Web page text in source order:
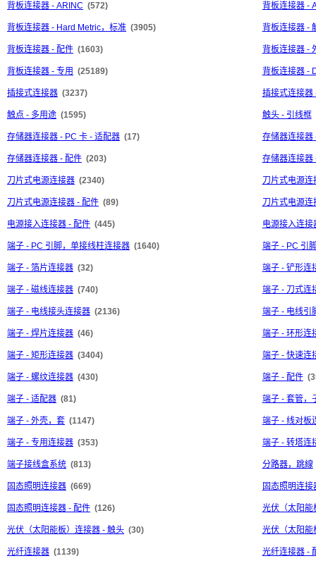
背板连接器 - ARINC (572) 背板连接器 -
背板连接器 - Hard Metric，标准 (3905) 背板连接器 -
背板连接器 - 配件 (1603) 背板连接器 -
背板连接器 - 专用 (25189) 背板连接器 -
插接式连接器 (3237) 插接式连接器
触点 - 多用途 (1595) 触头 - 引线框
存储器连接器 - PC 卡 - 适配器 (17) 存储器连接器
存储器连接器 - 配件 (203) 存储器连接器
刀片式电源连接器 (2340) 刀片式电源连
刀片式电源连接器 - 配件 (89) 刀片式电源
电源接入连接器 - 配件 (445) 电源接入连接
端子 - PC 引脚，单接线柱连接器 (1640) 端子 - PC 引
端子 - 箔片连接器 (32) 端子 - 铲形连
端子 - 磁线连接器 (740) 端子 - 刀式连
端子 - 电线接头连接器 (2136) 端子 - 电线引
端子 - 焊片连接器 (46) 端子 - 环形连
端子 - 矩形连接器 (3404) 端子 - 快速连
端子 - 螺纹连接器 (430) 端子 - 配件
端子 - 适配器 (81) 端子 - 套管，
端子 - 外壳，套 (1147) 端子 - 线对板
端子 - 专用连接器 (353) 端子 - 转塔连
端子接线盒系统 (813) 分路器，跳線
固态照明连接器 (669) 固态照明连接
固态照明连接器 - 配件 (126) 光伏（太阳能
光伏（太阳能板）连接器 - 触头 (30) 光伏（太阳能
光纤连接器 (1139) 光纤连接器 -